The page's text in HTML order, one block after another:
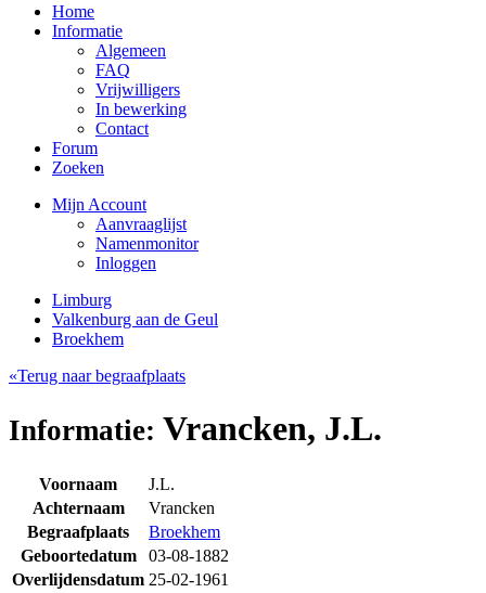
Home
Informatie
Algemeen
FAQ
Vrijwilligers
In bewerking
Contact
Forum
Zoeken
Mijn Account
Aanvraaglijst
Namenmonitor
Inloggen
Limburg
Valkenburg aan de Geul
Broekhem
«Terug naar begraafplaats
Informatie: Vrancken, J.L.
Voornaam
J.L.
Achternaam
Vrancken
Begraafplaats
Broekhem
Geboortedatum
03-08-1882
Overlijdensdatum 25-02-1961